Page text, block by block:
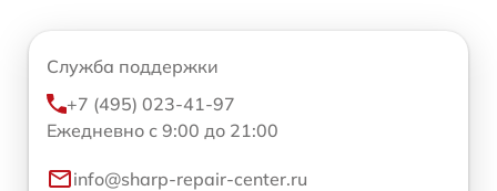
Служба поддержки
+7 (495) 023-41-97
Ежедневно с 9:00 до 21:00
info@sharp-repair-center.ru